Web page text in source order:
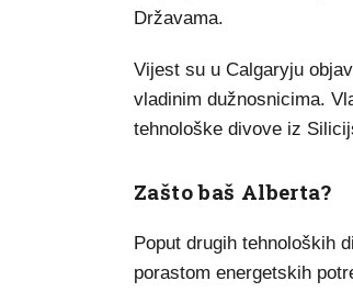
Državama.
Vijest su u Calgaryju
vladinim dužnosnicima.
tehnološke divove iz
Zašto baš Alberta?
Poput drugih tehnoloških
porastom energetskih